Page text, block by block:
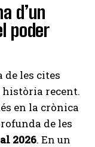
d’un
poder
de les cites
història recent.
en la crònica
de les
2026. En un